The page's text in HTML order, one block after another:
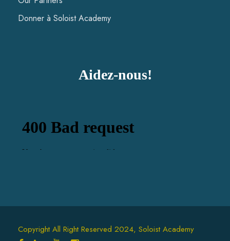
Donner à Soloist Academy
Aidez-nous!
Copyright All Right Reserved 2024, Soloist Academy